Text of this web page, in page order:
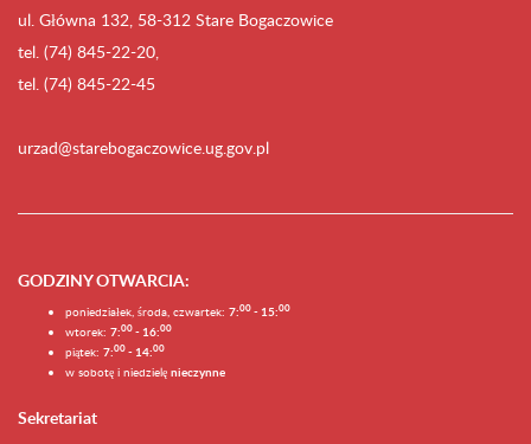
ul. Główna 132, 58-312 Stare Bogaczowice
tel. (74) 845-22-20,
tel. (74) 845-22-45
urzad@starebogaczowice.ug.gov.pl
GODZINY OTWARCIA:
poniedziałek, środa, czwartek: 7:00 - 15:00
wtorek: 7:00 - 16:00
piątek: 7:00 - 14:00
w sobotę i niedzielę nieczynne
Sekretariat